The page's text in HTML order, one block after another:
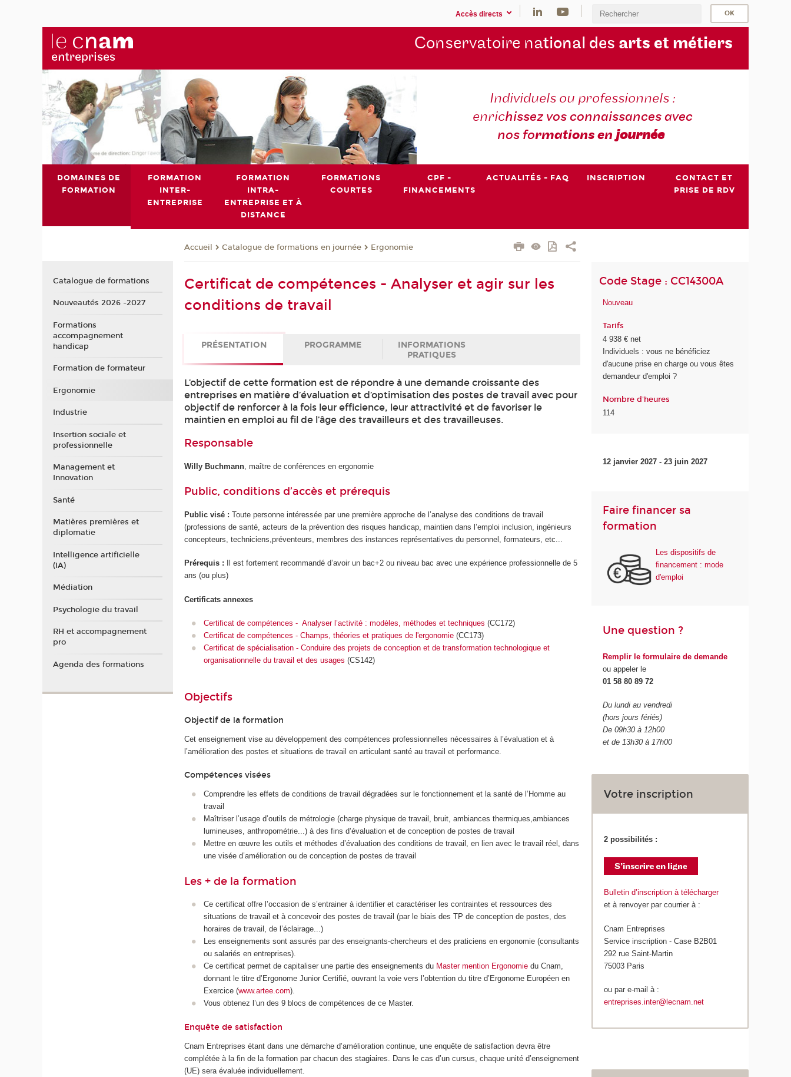
Accès directs
Conservatoire national des arts et métiers
Individuels ou professionnels :
enrichissez vos connaissances avec
nos formations enjournée
DOMAINES DE
FORMATION
FORMATION
INTER-
ENTREPRISE
FORMATION
INTRA-
ENTREPRISE ET À
DISTANCE
FORMATIONS
COURTES
CPF -
FINANCEMENTS
ACTUALITÉS - FAQ INSCRIPTION
CONTACT ET
PRISE DE RDV
Accueil Catalogue de formations en journée Ergonomie
Certificat de compétences - Analyser et agir sur les
conditions de travail
PRÉSENTATION PROGRAMME
INFORMATIONS
PRATIQUES
L’objectif de cette formation est de répondre à une demande croissante des
entreprises en matière d’évaluation et d’optimisation des postes de travail avec pour
objectif de renforcer à la fois leur efficience, leur attractivité et de favoriser le
maintien en emploi au fil de l’âge des travailleurs et des travailleuses.
Responsable
Willy Buchmann , maître de conférences en ergonomie
Public, conditions d’accès et prérequis
Public visé : Toute personne intéressée par une première approche de l’analyse des conditions de travail
(professions de santé, acteurs de la prévention des risques handicap, maintien dans l’emploi inclusion, ingénieurs
concepteurs, techniciens,préventeurs, membres des instances représentatives du personnel, formateurs, etc...
Prérequis :
Il est fortement recommandé d’avoir un bac+2 ou niveau bac avec une expérience professionnelle de 5
ans (ou plus)
Certificats annexes
Certificat de compétences - Analyser l’activité : modèles, méthodes et techniques (CC172)
Certificat de compétences - Champs, théories et pratiques de l'ergonomie(CC173)
Certificat de spécialisation - Conduire des projets de conception et de transformation technologique et
organisationnelle du travail et des usages (CS142)
Objectifs
Objectif de la formation
Cet enseignement vise au développement des compétences professionnelles nécessaires à l’évaluation et à
l’amélioration des postes et situations de travail en articulant santé au travail et performance.
Compétences visées
Comprendre les effets de conditions de travail dégradées sur le fonctionnement et la santé de l’Homme au
travail
Maîtriser l’usage d’outils de métrologie (charge physique de travail, bruit, ambiances thermiques,ambiances
lumineuses, anthropométrie...) à des fins d’évaluation et de conception de postes de travail
Mettre en œuvre les outils et méthodes d’évaluation des conditions de travail, en lien avec le travail réel, dans
une visée d’amélioration ou de conception de postes de travail
Les + de la formation
Ce certificat offre l’occasion de s’entrainer à identifier et caractériser les contraintes et ressources des
situations de travail et à concevoir des postes de travail (par le biais des TP de conception de postes, des
horaires de travail, de l’éclairage...)
Les enseignements sont assurés par des enseignants-chercheurs et des praticiens en ergonomie (consultants
ou salariés en entreprises).
Ce certificat permet de capitaliser une partie des enseignements du Master mention Ergonomiedu Cnam,
donnant le titre d’Ergonome Junior Certifié, ouvrant la voie vers l’obtention du titre d’Ergonome Européen en
Exercice (www.artee.com).
Vous obtenez l’un des 9 blocs de compétences de ce Master.
Enquête de satisfaction
Cnam Entreprises étant dans une démarche d’amélioration continue, une enquête de satisfaction devra être
complétée à la fin de la formation par chacun des stagiaires. Dans le cas d’un cursus, chaque unité d’enseignement
(UE) sera évaluée individuellement.
Code Stage : CC14300A
Nouveau
Tarifs
4 938 € net
Individuels : vous ne bénéficiez
d'aucune prise en charge ou vous êtes
demandeur d'emploi ?
Nombre d'heures
114
12 janvier 2027 - 23 juin 2027
Faire financer sa
formation
Les dispositifs de
financement : mode
d'emploi
Une question ?
Remplir le formulaire de demande
ou appeler le
01 58 80 89 72
Du lundi au vendredi
(hors jours fériés)
De 09h30 à 12h00
et de 13h30 à 17h00
Votre inscription
2 possibilités :
Bulletin d’inscription à télécharger
et à renvoyer par courrier à :
Cnam Entreprises
Service inscription - Case B2B01
292 rue Saint-Martin
75003 Paris
ou par e-mail à :
entreprises.inter@lecnam.net
Catalogue de formations
Nouveautés 2026 -2027
Formations
accompagnement
handicap
Formation de formateur
Ergonomie
Industrie
Insertion sociale et
professionnelle
Management et
Innovation
Santé
Matières premières et
diplomatie
Intelligence artificielle
(IA)
Médiation
Psychologie du travail
RH et accompagnement
pro
Agenda des formations